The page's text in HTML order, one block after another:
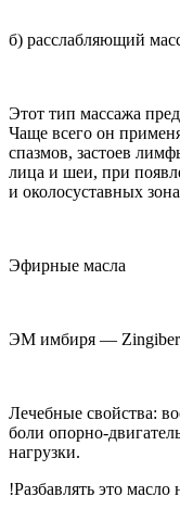
б) расслабляющий
Этот тип массажа
Чаще всего он
спазмов, застоев
лица и шеи, при
и околосуставных
Эфирные масла
ЭМ имбиря — Zingiber
Лечебные свойства:
боли опорно-
нагрузки.
!Разбавлять это